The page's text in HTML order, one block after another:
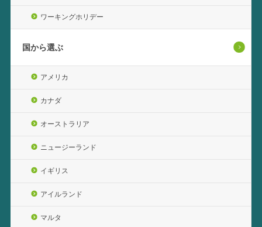
ワーキングホリデー
国から選ぶ
アメリカ
カナダ
オーストラリア
ニュージーランド
イギリス
アイルランド
マルタ